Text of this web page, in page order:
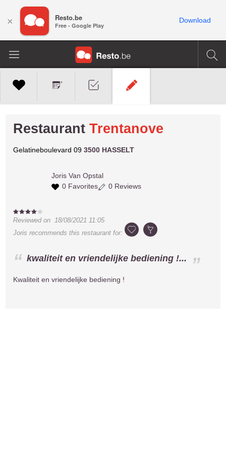
Restaurant Trentanove
Gelatineboulevard 093500 HASSELT
Joris Van Opstal
0 Favorites
0 Reviews
Reviewed on18/08/2021 11:05
Joris recommends this restaurant for:
kwaliteit en vriendelijke bediening !...
Kwaliteit en vriendelijke bediening !
× Resto.be
Free - Google Play
Download